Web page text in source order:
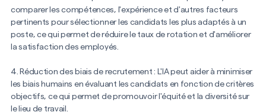
commercial
directeur financier
comparer les compétences, l'expérience et d'autres facteurs
pertinents pour sélectionner les candidats les plus adaptés à un
poste, ce qui permet de réduire le taux de rotation et d'améliorer
la satisfaction des employés.
4. Réduction des biais de recrutement : L'IA peut aider à minimiser
les biais humains en évaluant les candidats en fonction de critères
objectifs, ce qui permet de promouvoir l'équité et la diversité sur
le lieu de travail.